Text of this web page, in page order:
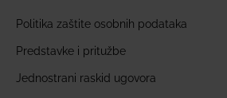
Politika zaštite osobnih podataka
Predstavke i pritužbe
Jednostrani raskid ugovora